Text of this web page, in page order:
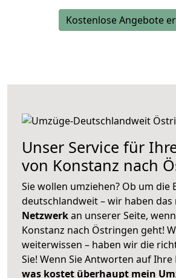
Kostenlose Angebote
Unser Service für
von Konstanz nach
Sie wollen umziehen? Ob um die
deutschlandweit – wir haben das
Netzwerkan unserer Seite,
Konstanz nach Östringen geht!
weiterwissen – haben wir die
Sie! Wenn Sie Antworten auf Ihre
was kostet überhaupt mein